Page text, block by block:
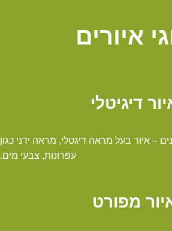
איורים
דיגיטלי
– איור בעל מראה דיגטלי, מראה ידני כגון
עפרונות, צבעי מים.
מפורט